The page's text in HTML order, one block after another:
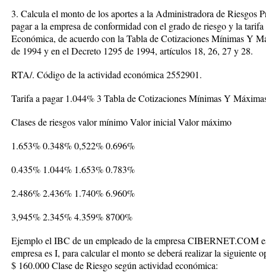
3. Calcula el monto de los aportes a la Administradora de Riesgos
pagar a la empresa de conformidad con el grado de riesgo y la
Económica, de acuerdo con la Tabla de Cotizaciones Mínimas Y
de 1994 y en el Decreto 1295 de 1994, artículos 18, 26, 27 y 28.
RTA/. Código de la actividad económica 2552901.
Tarifa a pagar 1.044% 3 Tabla de Cotizaciones Mínimas Y
Clases de riesgos valor mínimo Valor inicial Valor máximo
1.653% 0.348% 0,522% 0.696%
0.435% 1.044% 1.653% 0.783%
2.486% 2.436% 1.740% 6.960%
3,945% 2.345% 4.359% 8700%
Ejemplo el IBC de un empleado de la empresa CIBERNET.COM
empresa es I, para calcular el monto se deberá realizar la siguiente
$ 160.000 Clase de Riesgo según actividad económica: